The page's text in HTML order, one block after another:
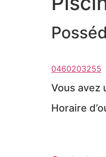
0460203255
Vous avez
Horaire